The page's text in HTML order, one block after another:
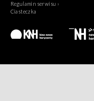
Regulamin serwisu ›
Ciasteczka